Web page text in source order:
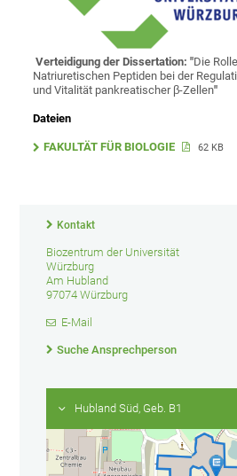
Verteidigung der Dissertation: "Die
Natriuretischen Peptiden bei der
und Vitalität pankreatischer β-Zellen"
Dateien
FAKULTÄT FÜR BIOLOGIE 62 KB
Kontakt
Biozentrum der Universität
Würzburg
Am Hubland
97074 Würzburg
E-Mail
Suche Ansprechperson
Hubland Süd, Geb. B1